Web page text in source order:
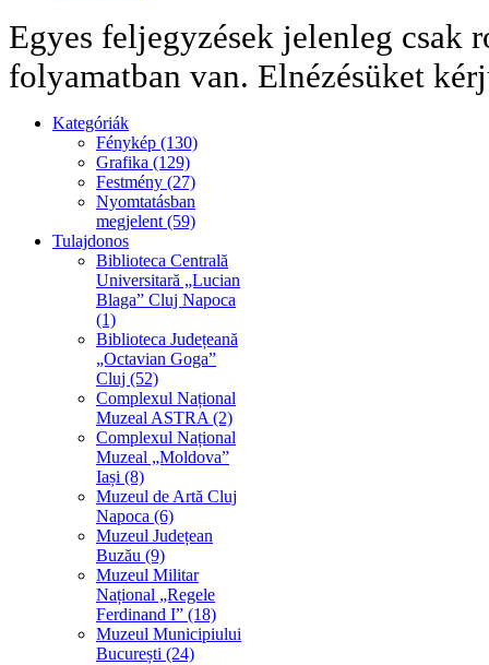
Egyes feljegyzések jelenleg csak
folyamatban van. Elnézésüket
Kategóriák
Fénykép (130)
Grafika (129)
Festmény (27)
Nyomtatásban
megjelent (59)
Tulajdonos
Biblioteca Centrală
Universitară „Lucian
Blaga” Cluj Napoca
(1)
Biblioteca Județeană
„Octavian Goga”
Cluj (52)
Complexul Național
Muzeal ASTRA (2)
Complexul Național
Muzeal „Moldova”
Iași (8)
Muzeul de Artă Cluj
Napoca (6)
Muzeul Județean
Buzău (9)
Muzeul Militar
Național „Regele
Ferdinand I” (18)
Muzeul Municipiului
București (24)